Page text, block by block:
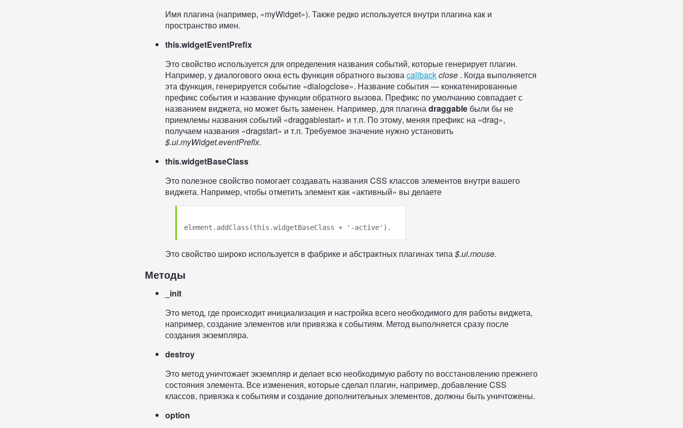
Имя плагина (например, «myWidget»). Также редко используется внутри плагина как и
пространство имен.
this.widgetEventPrefix
Это свойство используется для определения названия событий, которые генерирует плагин.
Например, у диалогового окна есть функция обратного вызоваcallbackclose. Когда выполняется
эта функция, генерируется событие «dialogclose». Название события — конкатенированные
префикс события и название функции обратного вызова. Префикс по умолчанию совпадает с
названием виджета, но может быть заменен. Например, для плагинаdraggableбыли бы не
приемлемы названия событий «draggablestart» и т.п. По этому, меняя префикс на «drag»,
получаем названия «dragstart» и т.п. Требуемое значение нужно установить
$.ui.myWidget.eventPrefix.
this.widgetBaseClass
Это полезное свойство помогает создавать названия CSS классов элементов внутри вашего
виджета. Например, чтобы отметить элемент как «активный» вы делаете
Это свойство широко используется в фабрике и абстрактных плагинах типа$.ui.mouse.
Методы
_init
Это метод, где происходит инициализация и настройка всего необходимого для работы виджета,
например, создание элементов или привязка к событиям. Метод выполняется сразу после
создания экземпляра.
destroy
Это метод уничтожает экземпляр и делает всю необходимую работу по восстановлению прежнего
состояния элемента. Все изменения, которые сделал плагин, например, добавление CSS
классов, привязка к событиям и создание дополнительных элементов, должны быть уничтожены.
option